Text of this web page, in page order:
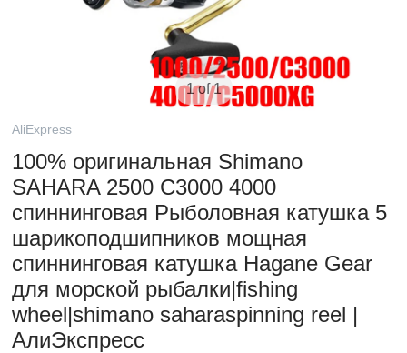
1 of 1
AliExpress
100% оригинальная Shimano
SAHARA 2500 C3000 4000
спиннинговая Рыболовная катушка 5
шарикоподшипников мощная
спиннинговая катушка Hagane Gear
для морской рыбалки|fishing
wheel|shimano saharaspinning reel |
АлиЭкспресс